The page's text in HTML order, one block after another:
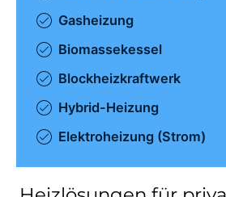
Gasheizung
Biomassekessel
Blockheizkraftwerk
Hybrid-Heizung
Elektroheizung (Strom)